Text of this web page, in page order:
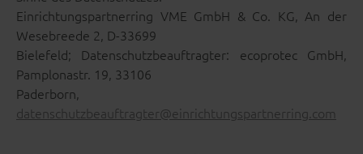
Einrichtungspartnerring VME GmbH & Co. KG, An der
Wesebreede 2, D-33699
Bielefeld; Datenschutzbeauftragter: ecoprotec GmbH,
Pamplonastr. 19, 33106
Paderborn,
datenschutzbeauftragter@einrichtungspartnerring.com